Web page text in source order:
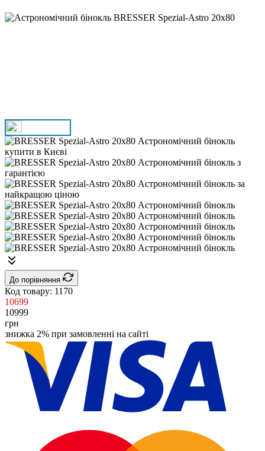
До порівняння
Код товару: 1170
10699
10999
грн
знижка 2% при замовленні на сайті